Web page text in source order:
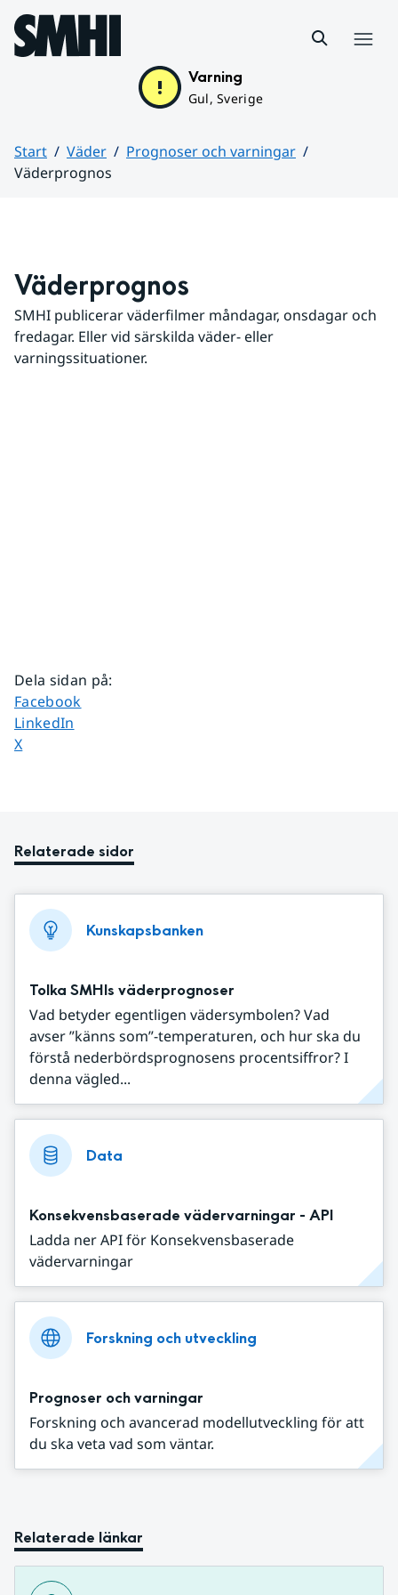
Hoppa till sidans innehåll
Varning
Gul, Sverige
Start Väder
Prognoser och varningar
Väderprognos
Väderprognos
SMHI publicerar väderfilmer måndagar, onsdagar och
fredagar. Eller vid särskilda väder- eller
varningssituationer.
Dela sidan på:
Dela sidan på
Facebook
Dela sidan på
LinkedIn
Dela sidan på
X
Relaterade sidor
Kunskapsbanken
Tolka SMHIs väderprognoser
Vad betyder egentligen vädersymbolen? Vad
avser ”känns som”-temperaturen, och hur ska du
förstå nederbördsprognosens procentsiffror? I
denna vägled...
Data
Konsekvensbaserade vädervarningar - API
Ladda ner API för Konsekvensbaserade
vädervarningar
Forskning och utveckling
Prognoser och varningar
Forskning och avancerad modellutveckling för att
du ska veta vad som väntar.
Relaterade länkar